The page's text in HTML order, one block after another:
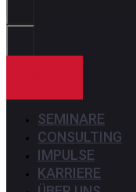
SEMINARE
CONSULTING
IMPULSE
KARRIERE